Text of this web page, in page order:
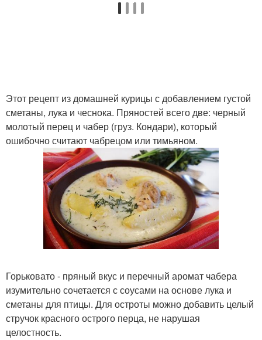
Этот рецепт из домашней курицы с добавлением густой
сметаны, лука и чеснока. Пряностей всего две: черный
молотый перец и чабер (груз. Кондари), который
ошибочно считают чабрецом или тимьяном.
Горьковато - пряный вкус и перечный аромат чабера
изумительно сочетается с соусами на основе лука и
сметаны для птицы. Для остроты можно добавить целый
стручок красного острого перца, не нарушая
целостность.